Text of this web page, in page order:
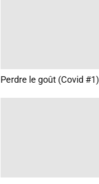
Perdre le goût (Covid #1)